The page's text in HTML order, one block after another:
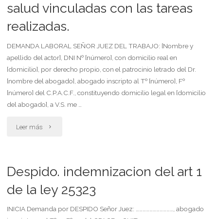
adaptado
para
reclamar
indemnización
mala
registración
en
salud vinculadas con las tareas
realizadas.
DEMANDA LABORAL SEÑOR JUEZ DEL TRABAJO: [Nombre y
apellido del actor], DNI Nº [número], con domicilio real en
[domicilio], por derecho propio, con el patrocinio letrado del Dr.
[nombre del abogado], abogado inscripto al Tº [número], Fº
[número] del C.P.A.C.F., constituyendo domicilio legal en [domicilio
del abogado], a V.S. me …
Leer más "Demanda
para
Despido. indemnizacion del art 1
de la ley 25323
INICIA Demanda por DESPIDO Señor Juez: ……………………………, abogado